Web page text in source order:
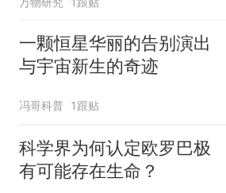
一颗恒星华丽的告别演出
与宇宙新生的奇迹
冯哥科普 1跟贴
科学界为何认定欧罗巴极
有可能存在生命？